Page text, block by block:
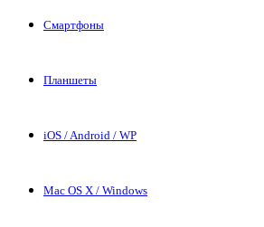
Смартфоны
Планшеты
iOS / Android / WP
Mac OS X / Windows